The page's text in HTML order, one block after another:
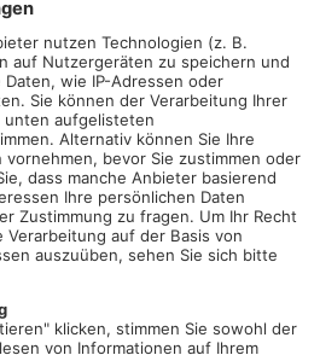
vor dem Hanauer Marktplatz die
worden – jetzt sind zwei
und der Staatsschutz werteten
Videos auf sozialen
hatten die Israel-Fahne
sie anschließend angezündet.
aus Hanau durchsuchten
Wohnung, er ist tatverdächtig.
ein zweites Mal am
Kurze Zeit später konnte ein 20-
werden – er soll die Flagge